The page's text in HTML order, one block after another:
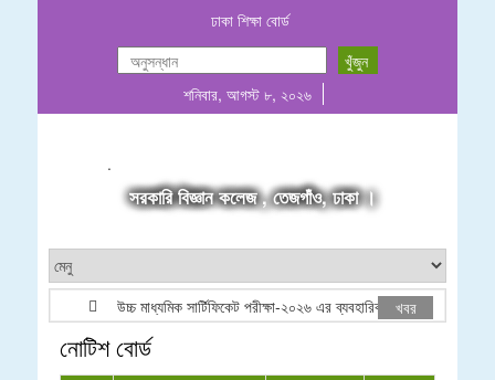
ঢাকা শিক্ষা বোর্ড
শনিবার, আগস্ট ৮, ২০২৬
.
সরকারি বিজ্ঞান কলেজ , তেজগাঁও, ঢাকা ।
উচ্চ মাধ্যমিক সার্টিফিকেট পরীক্ষা-২০২৬ এর ব্যবহারিক পরীক্ষার
খবর
নোটিশ বোর্ড